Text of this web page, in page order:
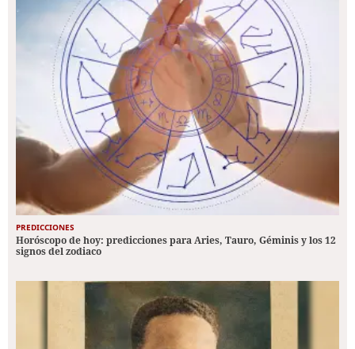
PREDICCIONES
Horóscopo de hoy: predicciones para Aries, Tauro, Géminis y los 12
signos del zodiaco